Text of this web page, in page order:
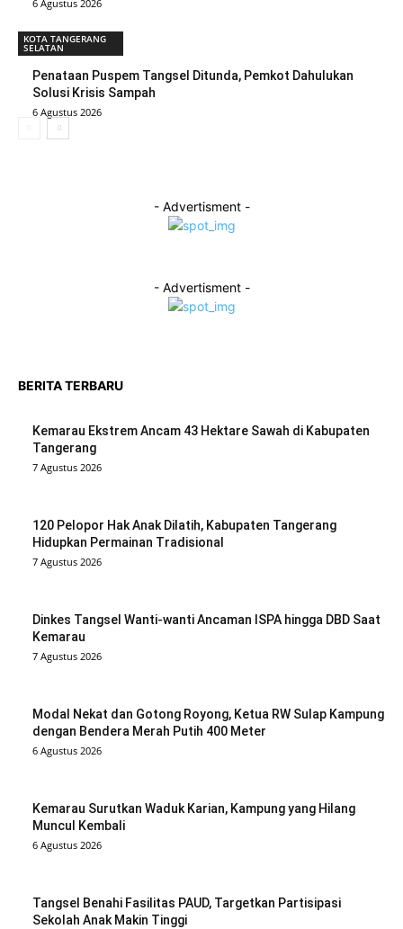
6 Agustus 2026
KOTA TANGERANG
SELATAN
Penataan Puspem Tangsel Ditunda, Pemkot Dahulukan
Solusi Krisis Sampah
6 Agustus 2026
- Advertisment -
- Advertisment -
BERITA TERBARU
Kemarau Ekstrem Ancam 43 Hektare Sawah di Kabupaten
Tangerang
7 Agustus 2026
120 Pelopor Hak Anak Dilatih, Kabupaten Tangerang
Hidupkan Permainan Tradisional
7 Agustus 2026
Dinkes Tangsel Wanti-wanti Ancaman ISPA hingga DBD Saat
Kemarau
7 Agustus 2026
Modal Nekat dan Gotong Royong, Ketua RW Sulap Kampung
dengan Bendera Merah Putih 400 Meter
6 Agustus 2026
Kemarau Surutkan Waduk Karian, Kampung yang Hilang
Muncul Kembali
6 Agustus 2026
Tangsel Benahi Fasilitas PAUD, Targetkan Partisipasi
Sekolah Anak Makin Tinggi